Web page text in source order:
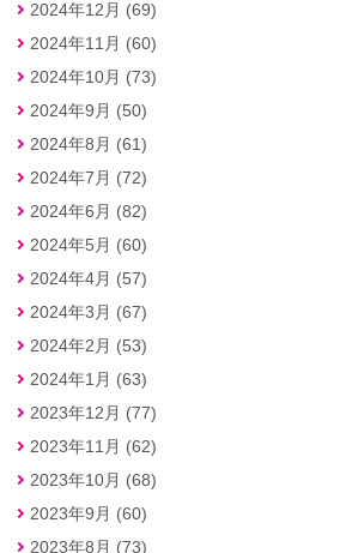
2024年12月 (69)
2024年11月 (60)
2024年10月 (73)
2024年9月 (50)
2024年8月 (61)
2024年7月 (72)
2024年6月 (82)
2024年5月 (60)
2024年4月 (57)
2024年3月 (67)
2024年2月 (53)
2024年1月 (63)
2023年12月 (77)
2023年11月 (62)
2023年10月 (68)
2023年9月 (60)
2023年8月 (73)